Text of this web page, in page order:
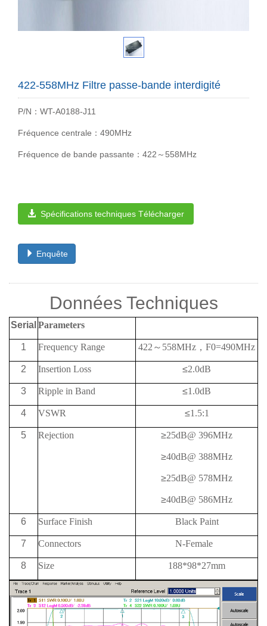
422-558MHz Filtre passe-bande interdigité
P/N：WT-A0188-J11
Fréquence centrale：490MHz
Fréquence de bande passante：422～558MHz
Spécifications techniques Télécharger
Enquête
Données Techniques
Serial Parameters
1 Frequency Range 422 ～ 558MHz ， F0=490MHz
2 Insertion Loss ≤2.0dB
3 Ripple in Band ≤1.0dB
4 VSWR ≤1.5:1
5 Rejection ≥25dB@ 396MHz
≥40dB@ 388MHz
≥25dB@ 578MHz
≥40dB@ 586MHz
6 Surface Finish Black Paint
7 Connectors N-Female
8 Size 188*98*27mm